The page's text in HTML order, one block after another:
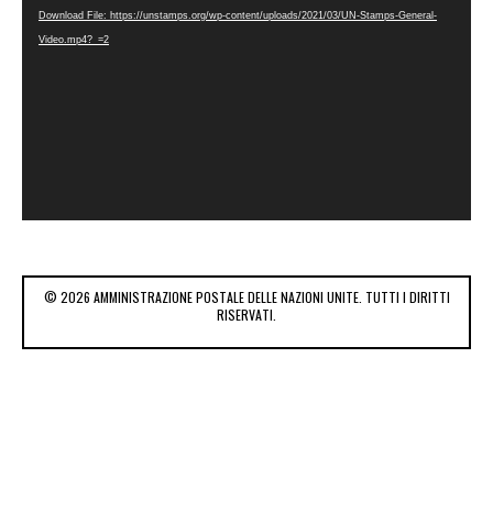
Download File: https://unstamps.org/wp-content/uploads/2021/03/UN-Stamps-General-
Video.mp4?_=2
© 2026 AMMINISTRAZIONE POSTALE DELLE NAZIONI UNITE. TUTTI I DIRITTI
RISERVATI.